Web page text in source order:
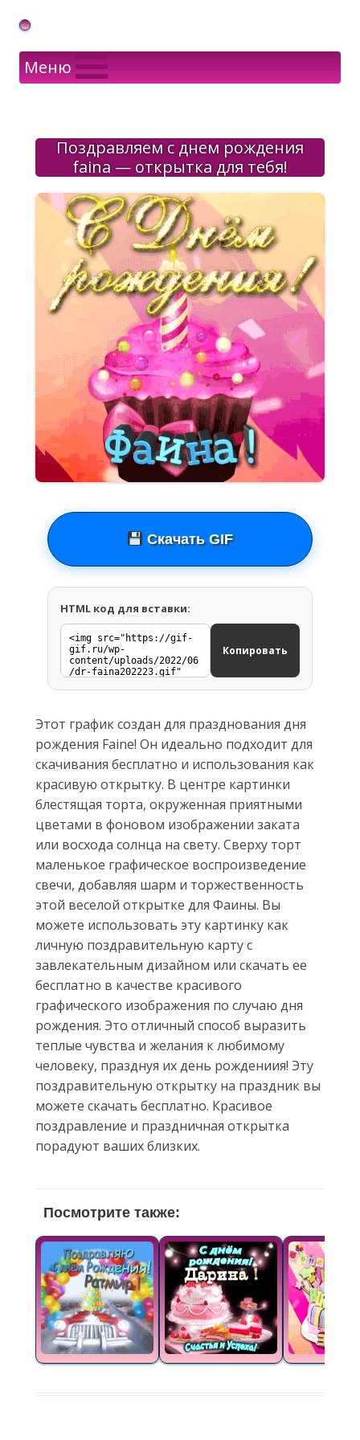
Gif Открытки в подарок
Меню
Поздравляем с днем рождения
faina — открытка для тебя!
Скачать GIF
HTML код для вставки:
Копировать
Этот график создан для празднования дня
рождения Faine! Он идеально подходит для
скачивания бесплатно и использования как
красивую открытку. В центре картинки
блестящая торта, окруженная приятными
цветами в фоновом изображении заката
или восхода солнца на свету. Сверху торт
маленькое графическое воспроизведение
свечи, добавляя шарм и торжественность
этой веселой открытке для Фаины. Вы
можете использовать эту картинку как
личную поздравительную карту с
завлекательным дизайном или скачать ее
бесплатно в качестве красивого
графического изображения по случаю дня
рождения. Это отличный способ выразить
теплые чувства и желания к любимому
человеку, празднуя их день рождениия! Эту
поздравительную открытку на праздник вы
можете скачать бесплатно. Красивое
поздравление и праздничная открытка
порадуют ваших близких.
Посмотрите также: